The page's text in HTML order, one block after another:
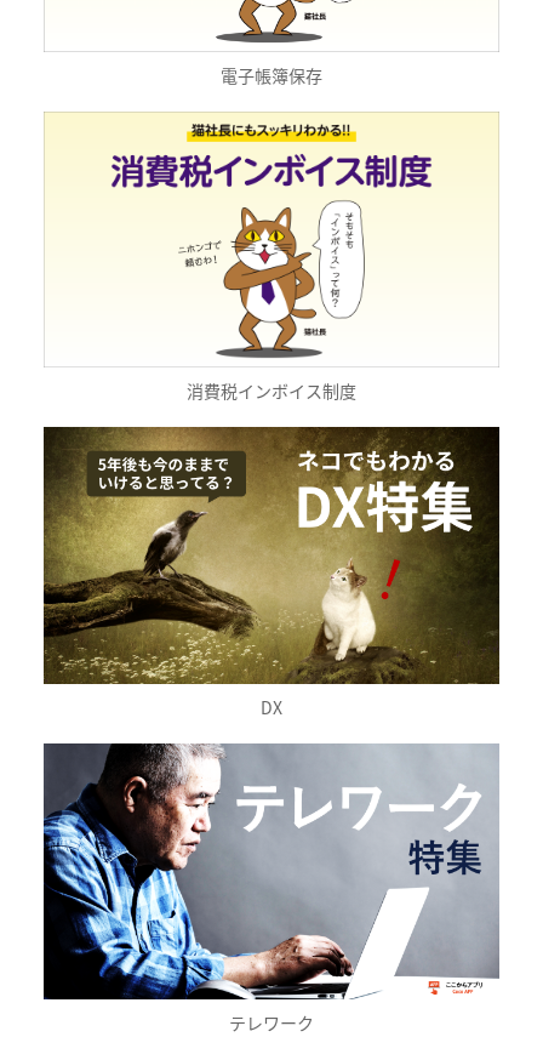
電子帳簿保存
消費税インボイス制度
DX
テレワーク